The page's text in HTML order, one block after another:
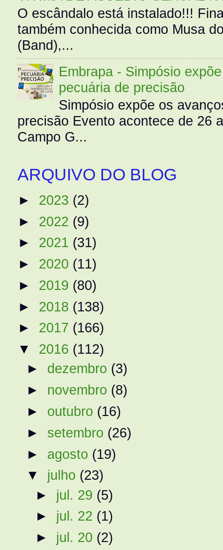
O escândalo está instalado!!!
também conhecida como Musa
(Band),...
Embrapa - Simpósio
pecuária de precisão
Simpósio expõe os
precisão Evento acontece de 26
Campo G...
ARQUIVO DO BLOG
► 2023 (2)
► 2022 (9)
► 2021 (31)
► 2020 (11)
► 2019 (80)
► 2018 (138)
► 2017 (166)
▼ 2016 (112)
► dezembro (3)
► novembro (8)
► outubro (16)
► setembro (26)
► agosto (19)
▼ julho (23)
► jul. 29 (5)
► jul. 22 (1)
► jul. 20 (2)